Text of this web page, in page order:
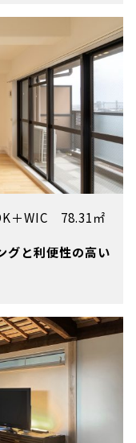
＋WIC 78.31㎡
グと利便性の高い